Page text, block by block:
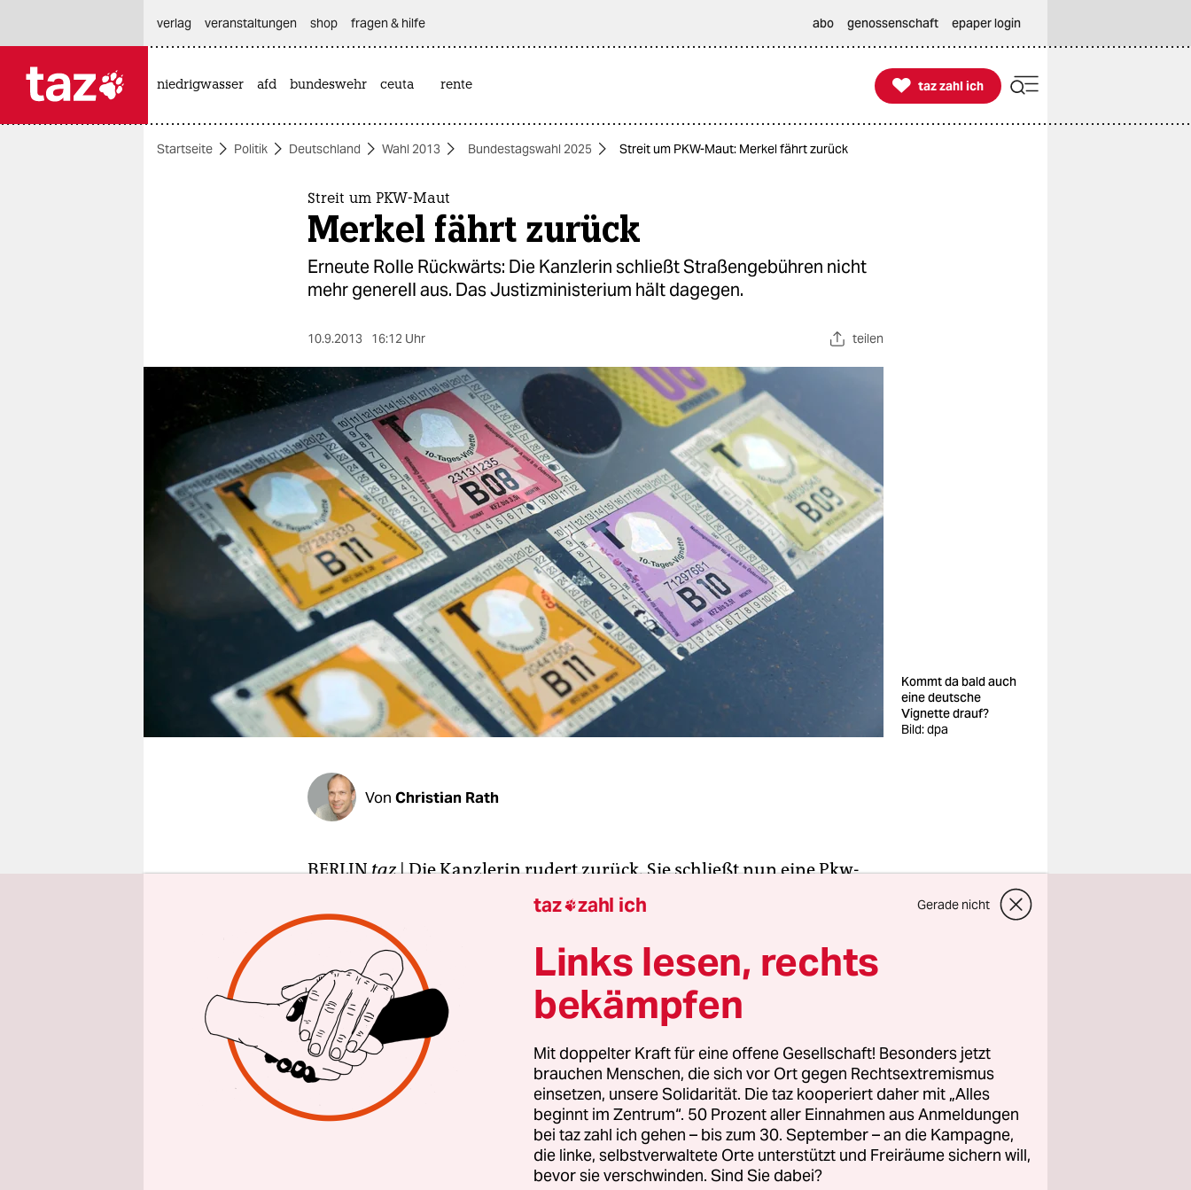
themen
berlin
nord
wahrheit
verlag
veranstaltungen
unterstützen
verlag
veranstaltungen shop fragen & hilfe abo genossenschaft epaper login
niedrigwasser afd bundeswehr ceuta rente 
taz zahl ich
taz zahl ich
Startseite Politik Deutschland Wahl 2013 Bundestagswahl 2025 Streit um PKW-Maut: Merkel fährt zurück
Streit um PKW-Maut
Merkel fährt zurück
Erneute Rolle Rückwärts: Die Kanzlerin schließt Straßengebühren nicht
mehr generell aus. Das Justizministerium hält dagegen.
10.9.2013 16:12 Uhr teilen
Kommt da bald auch
eine deutsche
Vignette drauf?
Bild: dpa
Von Christian Rath
BERLINtaz| Die Kanzlerin rudert zurück. Sie schließt nun eine Pkw-
Maut nicht mehr generell aus. „Vertrauen Sie mir, wir werden eine
Lösung finden“, sagte sie in einem Interview. Die von der CSU
geforderte „Pkw-Maut für Ausländer“ hält das
Bundesjustizministerium aber für rechtswidrig.
„Mit mir wird es keine Pkw-Maut geben.“ Das sagte Kanzlerin Angela
Merkel jüngst beim TV-Duell mit SPD-Konkurrent Peer Steinbrück.
Doch mit diesem Machtwort konnte sie die Debatte nicht beenden.
CSU-Chef Horst Seehofer hält an seinen Plänen fest. Prompt gibt die
Kanzlerin nach und erklärt: „Kluge Politik bringt immer auch
verschiedene Sichtweisen zusammen.“ Der ADAC, der die Maut-Pläne
ablehnt, wirft Merkel „Wortbruch“ vor.
taz zahl ich Gerade nicht
Links lesen, rechts
bekämpfen
Mit doppelter Kraft für eine offene Gesellschaft! Besonders jetzt
brauchen Menschen, die sich vor Ort gegen Rechtsextremismus
einsetzen, unsere Solidarität. Die taz kooperiert daher mit „Alles
beginnt im Zentrum“. 50 Prozent aller Einnahmen aus Anmeldungen
bei taz zahl ich gehen – bis zum 30. September – an die Kampagne,
die linke, selbstverwaltete Orte unterstützt und Freiräume sichern will,
bevor sie verschwinden. Sind Sie dabei?